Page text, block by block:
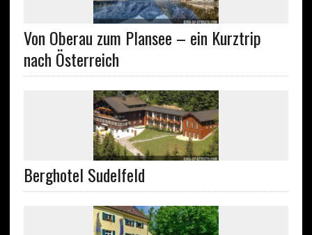
Von Oberau zum Plansee – ein Kurztrip
nach Österreich
Berghotel Sudelfeld